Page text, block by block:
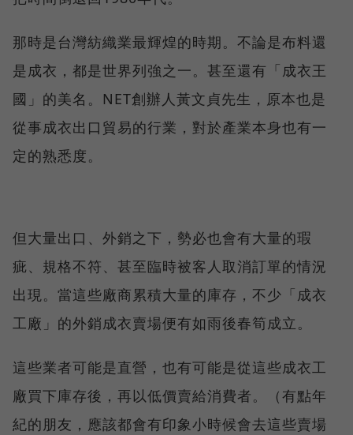
那時是台灣紡織業最輝煌的時期。不論是布料還
是成衣，都是世界列強之一。甚至還有「成衣王
國」的美名。NET創辦人黃文貞先生，原本也是
從事成衣出口貿易的行業，對於產業本身也有一
定的熟悉度。
但大量出口、外銷之下，勢必也會有大量的瑕
疵、規格不符、甚至臨時被客人取消訂單的情況
出現。當這些廠商累積大量的庫存，不少「成衣
工廠」的外銷成衣賣場便有如雨後春筍成立。
這些業者可能是直營，也有可能是從這些成衣工
廠買下庫存後，再以低價賣給消費者。（有點年
紀的朋友，應該都會有印象小時候會去這些賣場